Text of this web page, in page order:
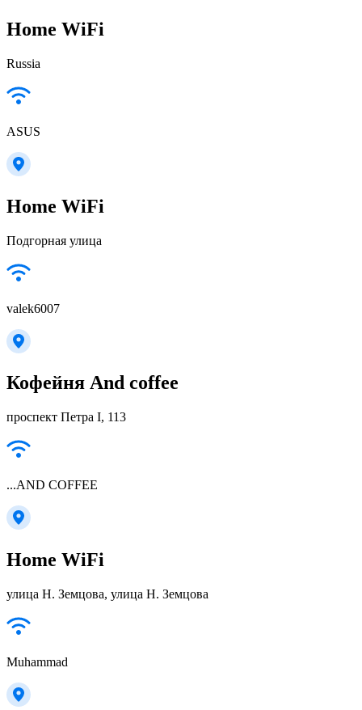
Home WiFi
Russia
ASUS
Home WiFi
Подгорная улица
valek6007
Кофейня And coffee
проспект Петра I, 113
...AND COFFEE
Home WiFi
улица Н. Земцова, улица Н. Земцова
Muhammad